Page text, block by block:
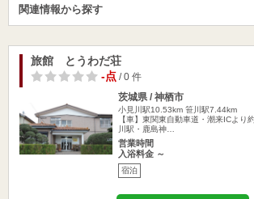
関連情報から探す
旅館 とうわだ荘
-点/ 0 件
茨城県 / 神栖市
小見川駅10.53km 笹川駅7.44km
【車】東関東自動車道・潮来ICよ
川駅・鹿島神…
営業時間
入浴料金 ～
宿泊